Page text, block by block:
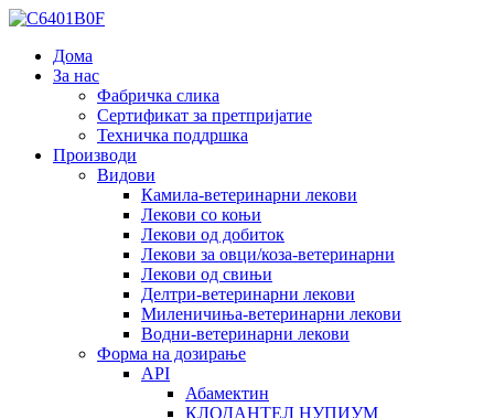
Дома
За нас
Фабричка слика
Сертификат за претпријатие
Техничка поддршка
Производи
Видови
Камила-ветеринарни лекови
Лекови со коњи
Лекови од добиток
Лекови за овци/коза-ветеринарни
Лекови од свињи
Делтри-ветеринарни лекови
Миленичиња-ветеринарни лекови
Водни-ветеринарни лекови
Форма на дозирање
API
Абамектин
КЛОДАНТЕЛ НУПИУМ